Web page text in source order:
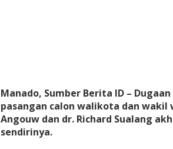
a
w
a
s
l
Manado, Sumber Berita ID –
pasangan calon walikota dan wakil
Angouw dan dr. Richard Sualang
sendirinya.